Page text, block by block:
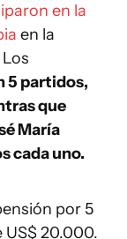
en la
en la
5 partidos,
que
María
cada uno.
por 5
US$ 20.000.